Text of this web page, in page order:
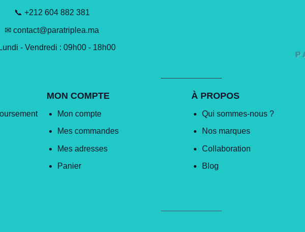
📞 +212 604 882 381
✉ contact@paratriplea.ma
- Vendredi : 09h00 - 18h00
MON COMPTE
Mon compte
Mes commandes
Mes adresses
Panier
À PROPOS
Qui sommes-nous ?
Nos marques
Collaboration
Blog